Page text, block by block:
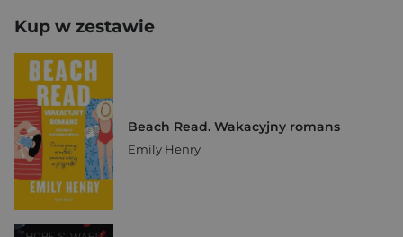
Kup w zestawie
Beach Read. Wakacyjny romans
Emily Henry